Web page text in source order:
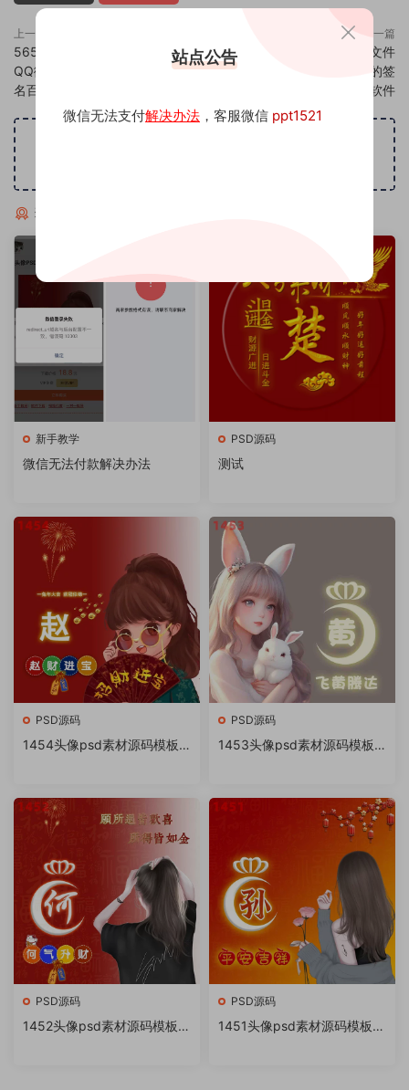
上一篇
565头像psd素材源码模板源文件
QQ微信抖音快手小红书很火的签
名百家姓氏头像制作教程软件
下一篇
567头像psd素材源码模板源文件
QQ微信抖音快手小红书很火的签
名百家姓氏头像制作教程软件
猜你喜欢
新手教学
微信无法付款解决办法
PSD源码
测试
PSD源码
1454头像psd素材源码模板
作教程软件
PSD源码
1453头像psd素材源码模板
作教程软件
PSD源码
1452头像psd素材源码模板源
PSD源码
1451头像psd素材源码模板源
站点公告
微信无法支付解决办法 ，客服微信 ppt1521